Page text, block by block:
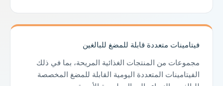
فيتامينات متعددة قابلة للمضغ للبالغين
مجموعات من المنتجات الغذائية المريحة، بما في ذلك
الفيتامينات المتعددة اليومية القابلة للمضغ المخصصة